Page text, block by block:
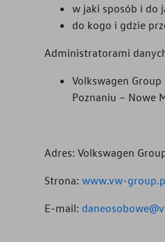
Serwis
Części
Akcesoria
w jaki sposób i do
do kogo i gdzie
Administratorami
Volkswagen
Poznaniu – Nowe
Adres: Volkswagen
Strona: www.vw-
E-mail: